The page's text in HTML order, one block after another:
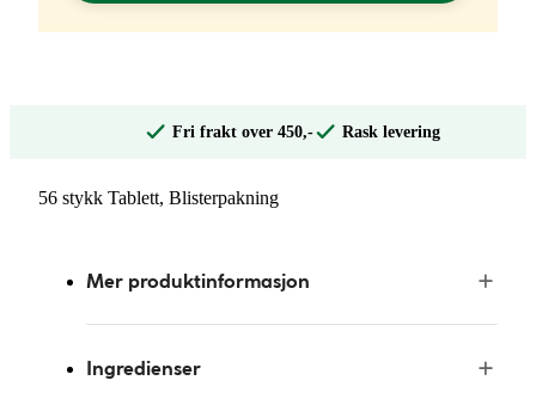
Fri frakt over 450,- Rask levering
56 stykk Tablett, Blisterpakning
Mer produktinformasjon
Ingredienser